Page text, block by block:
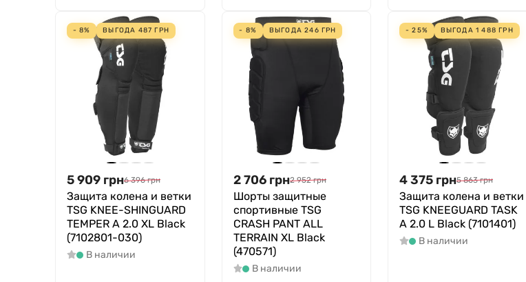
- 8% ВЫГОДА 487 ГРН
5 909 грн6 396 грн
Защита колена и ветки
TSG KNEE-SHINGUARD
TEMPER A 2.0 XL Black
(7102801-030)
В наличии
- 8% ВЫГОДА246 ГРН
2 706 грн2 952 грн
Шорты защитные
спортивные TSG
CRASH PANT ALL
TERRAIN XL Black
(470571)
В наличии
- 25% ВЫГОДА 1 488 ГРН
4 375 грн5 863 грн
Защита колена и ветки
TSG KNEEGUARD TASK
A 2.0 L Black (7101401)
В наличии